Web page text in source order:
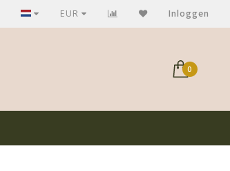
GRATIS verzending bij aankoop > €75,-
EUR Inloggen
0